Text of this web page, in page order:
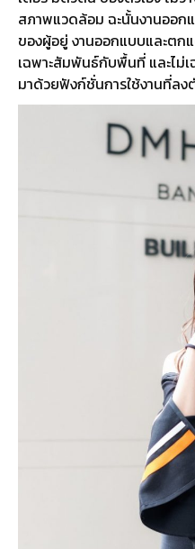
สภาพแวดล้อม ฉะนั้นงานออก
ของผู้อยู่ งานออกแบบและต
เฉพาะสัมพันธ์กับพื้นที่ และไม่
มาด้วยฟังก์ชั่นการใช้งานที่ล